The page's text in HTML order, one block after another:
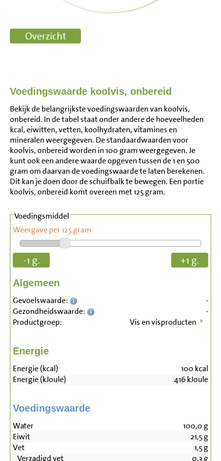
Voedingswaarde koolvis, onbereid
Bekijk de belangrijkste voedingswaarden van koolvis,
onbereid. In de tabel staat onder andere de hoeveelheden
kcal, eiwitten, vetten, koolhydraten, vitamines en
mineralen weergegeven. De standaardwaarden voor
koolvis, onbereid worden in 100 gram weergegeven. Je
kunt ook een andere waarde opgeven tussen de 1 en 500
gram om daarvan de voedingswaarde te laten berekenen.
Dit kan je doen door de schuifbalk te bewegen. Een portie
koolvis, onbereid komt overeen met 125 gram.
Voedingsmiddel
Weergave per 125 gram
-1 g. +1 g.
Algemeen
Gevoelswaarde:
-
Gezondheidswaarde:
-
Productgroep:
Vis en visproducten
Energie
Energie (kcal) 100 kcal
Energie (kJoule)
416kJoule
Voedingswaarde
Water 100,0 g
Eiwit
21,5g
Vet
1,5g
Verzadigd vet
0,3g